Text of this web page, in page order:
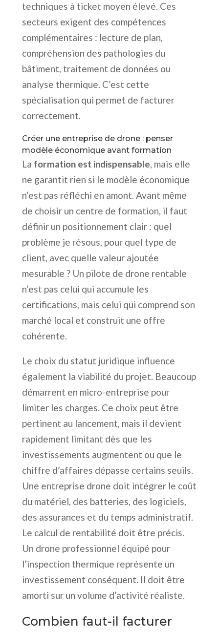
techniques à ticket moyen élevé. Ces
secteurs exigent des compétences
complémentaires : lecture de plan,
compréhension des pathologies du
bâtiment, traitement de données ou
analyse thermique. C’est cette
spécialisation qui permet de facturer
correctement.
Créer une entreprise de drone : penser
modèle économique avant formation
La formation est indispensable, mais elle
ne garantit rien si le modèle économique
n’est pas réfléchi en amont. Avant même
de choisir un centre de formation, il faut
définir un positionnement clair : quel
problème je résous, pour quel type de
client, avec quelle valeur ajoutée
mesurable ? Un pilote de drone rentable
n’est pas celui qui accumule les
certifications, mais celui qui comprend son
marché local et construit une offre
cohérente.
Le choix du statut juridique influence
également la viabilité du projet. Beaucoup
démarrent en micro-entreprise pour
limiter les charges. Ce choix peut être
pertinent au lancement, mais il devient
rapidement limitant dès que les
investissements augmentent ou que le
chiffre d’affaires dépasse certains seuils.
Une entreprise drone doit intégrer le coût
du matériel, des batteries, des logiciels,
des assurances et du temps administratif.
Le calcul de rentabilité doit être précis.
Un drone professionnel équipé pour
l’inspection thermique représente un
investissement conséquent. Il doit être
amorti sur un volume d’activité réaliste.
Combien faut-il facturer